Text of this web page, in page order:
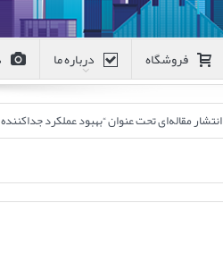
فروشگاه درباره ما
انتشار مقاله‌ای تحت عنوان “بهبود عملکرد